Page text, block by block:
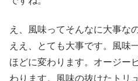
え、風味ってそんなに大事な
ええ、とても大事です。風味
ほどに変わります。オージー
わります。風味の抜けたトリ